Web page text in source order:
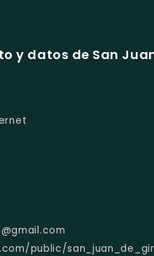
y datos de San
public/